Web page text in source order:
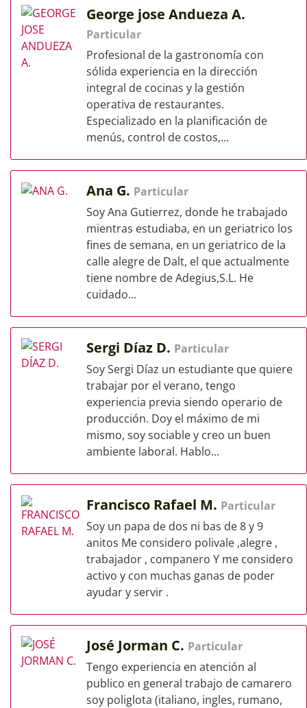
George jose Andueza A.
Particular
Profesional de la gastronomía con
sólida experiencia en la dirección
integral de cocinas y la gestión
operativa de restaurantes.
Especializado en la planificación de
menús, control de costos,...
Ana G. Particular
Soy Ana Gutierrez, donde he trabajado
mientras estudiaba, en un geriatrico los
fines de semana, en un geriatrico de la
calle alegre de Dalt, el que actualmente
tiene nombre de Adegius,S.L. He
cuidado...
Sergi Díaz D. Particular
Soy Sergi Díaz un estudiante que quiere
trabajar por el verano, tengo
experiencia previa siendo operario de
producción. Doy el máximo de mi
mismo, soy sociable y creo un buen
ambiente laboral. Hablo...
Francisco Rafael M. Particular
Soy un papa de dos ni bas de 8 y 9
anitos Me considero polivale ,alegre ,
trabajador , companero Y me considero
activo y con muchas ganas de poder
ayudar y servir .
José Jorman C. Particular
Tengo experiencia en atención al
publico en general trabajo de camarero
soy poliglota (italiano, ingles, rumano,